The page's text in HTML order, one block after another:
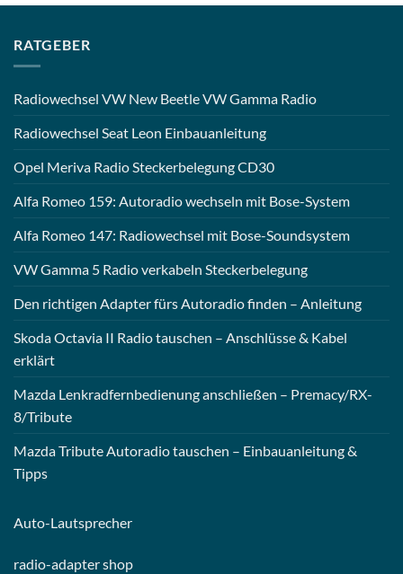
RATGEBER
Radiowechsel VW New Beetle VW Gamma Radio
Radiowechsel Seat Leon Einbauanleitung
Opel Meriva Radio Steckerbelegung CD30
Alfa Romeo 159: Autoradio wechseln mit Bose-System
Alfa Romeo 147: Radiowechsel mit Bose-Soundsystem
VW Gamma 5 Radio verkabeln Steckerbelegung
Den richtigen Adapter fürs Autoradio finden – Anleitung
Skoda Octavia II Radio tauschen – Anschlüsse & Kabel
erklärt
Mazda Lenkradfernbedienung anschließen – Premacy/RX-
8/Tribute
Mazda Tribute Autoradio tauschen – Einbauanleitung &
Tipps
Auto-Lautsprecher
radio-adapter shop